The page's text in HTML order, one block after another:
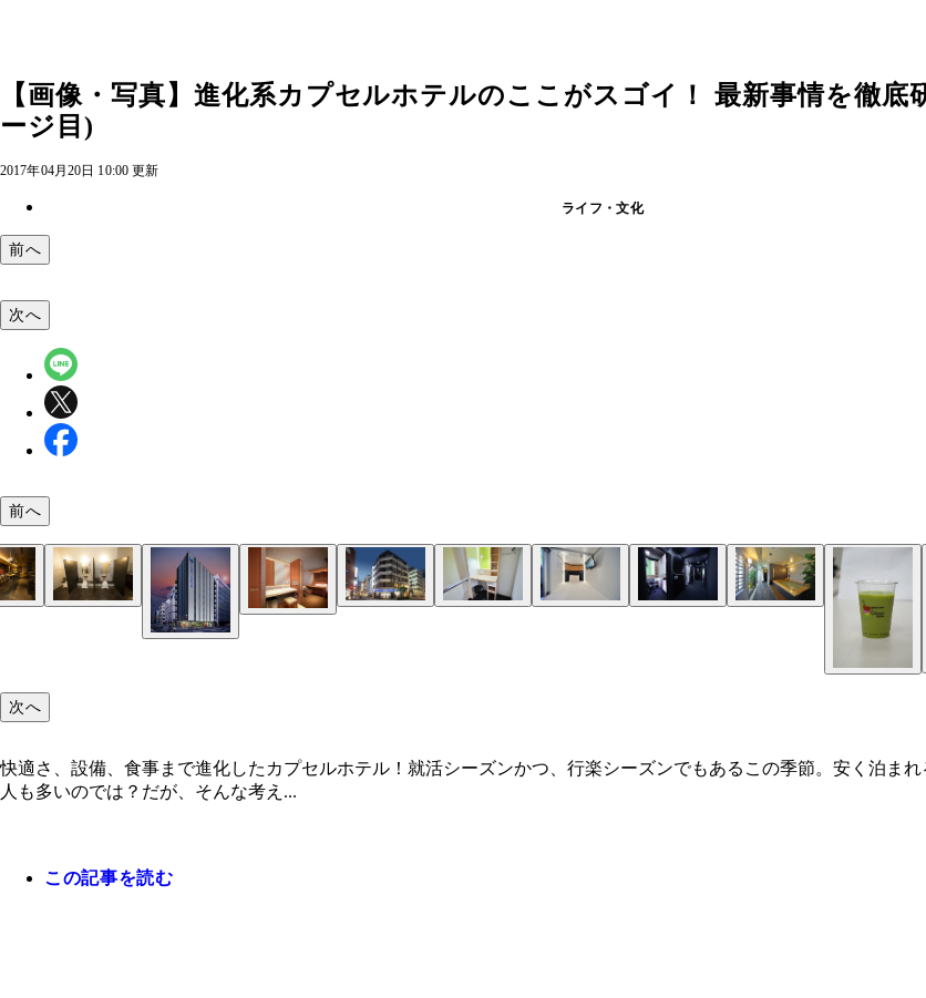
【画像・写真】進化系カプセルホテルのここがスゴイ！ 最新事情を徹底
ージ目)
2017年04月20日 10:00 更新
ライフ・文化
前へ
次へ
前へ
次へ
快適さ、設備、食事まで進化したカプセルホテル！就活シーズンかつ、行楽シーズンでもあるこの季節。安く泊ま
人も多いのでは？だが、そんな考え...
この記事を読む